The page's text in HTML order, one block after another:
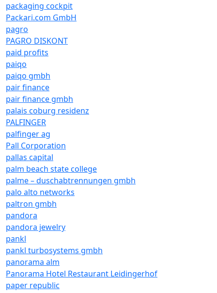
packaging cockpit
Packari.com GmbH
pagro
PAGRO DISKONT
paid profits
paiqo
paiqo gmbh
pair finance
pair finance gmbh
palais coburg residenz
PALFINGER
palfinger ag
Pall Corporation
pallas capital
palm beach state college
palme – duschabtrennungen gmbh
palo alto networks
paltron gmbh
pandora
pandora jewelry
pankl
pankl turbosystems gmbh
panorama alm
Panorama Hotel Restaurant Leidingerhof
paper republic